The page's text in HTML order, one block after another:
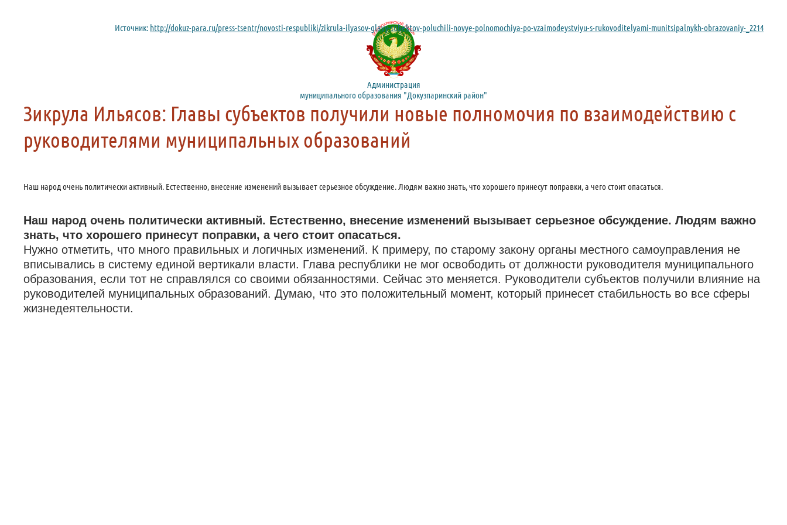
Источник: http://dokuz-para.ru/press-tsentr/novosti-respubliki/zikrula-ilyasov-glavy-subektov-poluchili-novye-polnomochiya-po-vzaimodeystviyu-s-rukovoditelyami-munitsipalnykh-obrazovaniy-_2214
Администрация
муниципального образования "Докузпаринский район"
Зикрула Ильясов: Главы субъектов получили новые полномочия по взаимодействию с
руководителями муниципальных образований
Наш народ очень политически активный. Естественно, внесение изменений вызывает серьезное обсуждение. Людям важно знать, что хорошего принесут поправки, а чего стоит опасаться.
Наш народ очень политически активный. Естественно, внесение изменений вызывает серьезное обсуждение. Людям важно
знать, что хорошего принесут поправки, а чего стоит опасаться.
Нужно отметить, что много правильных и логичных изменений. К примеру, по старому закону органы местного самоуправления не
вписывались в систему единой вертикали власти. Глава республики не мог освободить от должности руководителя муниципального
образования, если тот не справлялся со своими обязанностями. Сейчас это меняется. Руководители субъектов получили влияние на
руководителей муниципальных образований. Думаю, что это положительный момент, который принесет стабильность во все сферы
жизнедеятельности.